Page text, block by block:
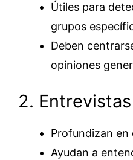
Útiles para
grupos
Deben
opiniones
2.
Profundizan
Ayudan a